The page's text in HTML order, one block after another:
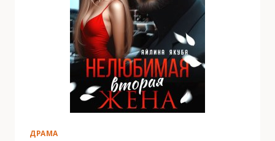
ДРАМА